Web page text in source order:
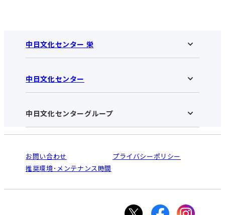
中日文化センター 栄
中日文化センター 栄HOME
お知らせ
アクセス･営業時間
お申し込みの流れ
入会と受講のご案内
中日文化センター
中日文化センターHOME
中日文化センターとは
受講規約・会員特典
ご利用ガイド
オンライン講座受講の手順
WEBサイトのよくある質問
中日文化センターグループ
南大高
犬山
高蔵寺
大垣
お問い合わせ
プライバシーポリシー
推奨環境･メンテナンス時間